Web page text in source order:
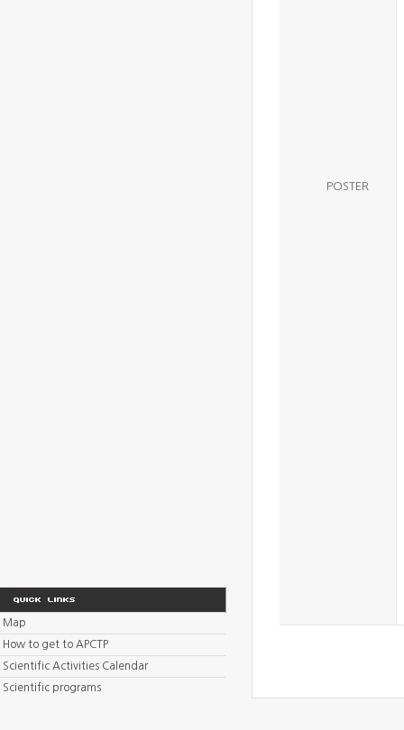
POSTER
Map
How to get to APCTP
Scientific Activities Calendar
Scientific programs